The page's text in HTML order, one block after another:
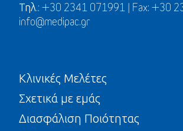
Τηλ.: +30 2341 071991 | Fax: +30
info@medipac.gr
Κλινικές Μελέτες
Σχετικά με εμάς
Διασφάλιση Ποιότητας